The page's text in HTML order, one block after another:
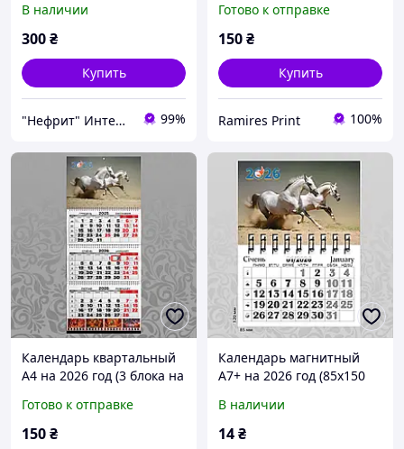
на 2026г. Деловые
блокноты для бизнеса и
В наличии
300₴
Купить
"Нефрит" Интернет-магазин 99%
поле) офсетный
Готово к отправке
150₴
Купить
Ramires Print 100%
Календарь квартальный
А4 на 2026 год (3 блока на
поле) офсет Конь
Готово к отправке
150₴
Календарь магнитный
А7+ на 2026 год (85х150
цифровая печать
В наличии
14₴